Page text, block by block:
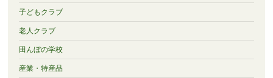
子どもクラブ
老人クラブ
田んぼの学校
産業・特産品